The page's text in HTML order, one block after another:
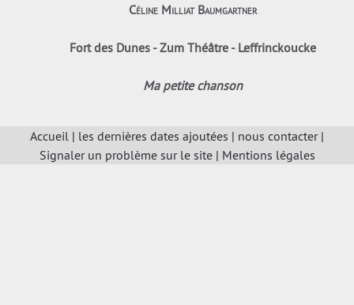
Céline Milliat Baumgartner
Fort des Dunes - Zum Théâtre - Leffrinckoucke
Ma petite chanson
Accueil | les dernières dates ajoutées | nous contacter|
Signaler un problème sur le site| Mentions légales